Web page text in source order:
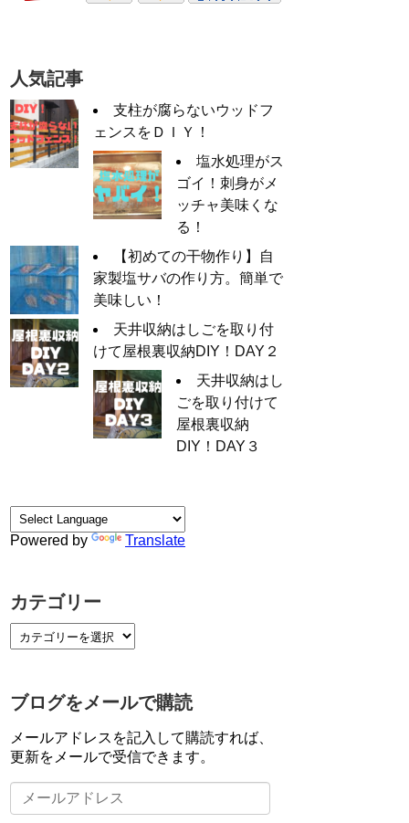
人気記事
支柱が腐らないウッドフ
ェンスをＤＩＹ！
塩水処理がス
ゴイ！刺身がメ
ッチャ美味くな
る！
【初めての干物作り】自
家製塩サバの作り方。簡単で
美味しい！
天井収納はしごを取り付
けて屋根裏収納DIY！DAY２
天井収納はし
ごを取り付けて
屋根裏収納
DIY！DAY３
Powered by Translate
カテゴリー
ブログをメールで購読
メールアドレスを記入して購読すれば、
更新をメールで受信できます。
メ
ー